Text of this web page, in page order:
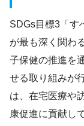
SDGs目標3「す
が最も深く関わ
子保健の推進を
せる取り組みが
は、在宅医療や
康促進に貢献し